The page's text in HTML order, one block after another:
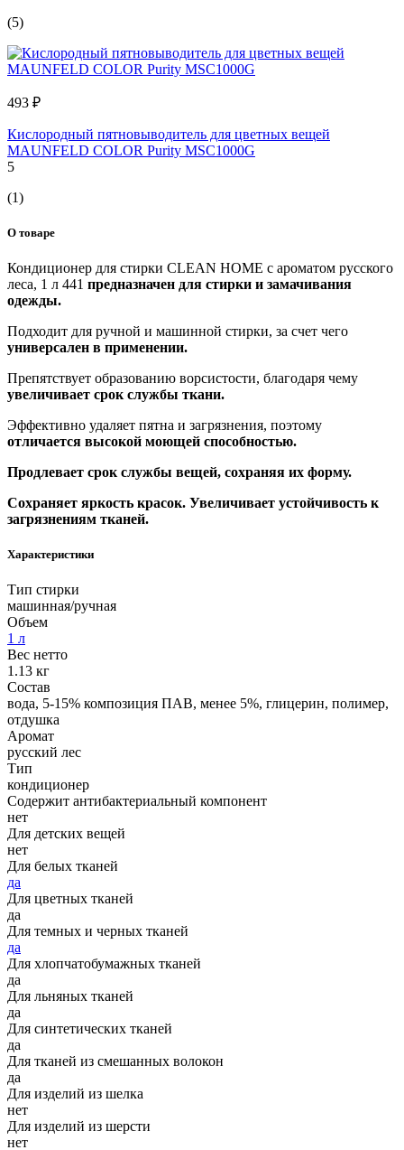
(5)
493 ₽
Кислородный пятновыводитель для цветных вещей
MAUNFELD COLOR Purity MSC1000G
5
(1)
О товаре
Кондиционер для стирки CLEAN HOME с ароматом русского
леса, 1 л 441 предназначен для стирки и замачивания
одежды.
Подходит для ручной и машинной стирки, за счет чего
универсален в применении.
Препятствует образованию ворсистости, благодаря чему
увеличивает срок службы ткани.
Эффективно удаляет пятна и загрязнения, поэтому
отличается высокой моющей способностью.
Продлевает срок службы вещей, сохраняя их форму.
Сохраняет яркость красок. Увеличивает устойчивость к
загрязнениям тканей.
Характеристики
Тип стирки
машинная/ручная
Объем
1 л
Вес нетто
1.13 кг
Состав
вода, 5-15% композиция ПАВ, менее 5%, глицерин, полимер,
отдушка
Аромат
русский лес
Тип
кондиционер
Содержит антибактериальный компонент
нет
Для детских вещей
нет
Для белых тканей
да
Для цветных тканей
да
Для темных и черных тканей
да
Для хлопчатобумажных тканей
да
Для льняных тканей
да
Для синтетических тканей
да
Для тканей из смешанных волокон
да
Для изделий из шелка
нет
Для изделий из шерсти
нет